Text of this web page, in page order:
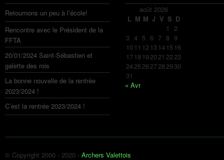
Retournons un peu à l’école!
Rencontre avec le Président de la
FFTA
20/01/2024 Saint-Sébastien et
galette des rois
La bonne nouvelle de la rentrée
2023/2024 !
C’est la rentrée 2023/2024 !
août 2026
L M M J V S D
1 2
3 4 5 6 7 8 9
10 11 12 13 14 15 16
17 18 192021 2223
24252627282930
31
« Avr
© Copyright 2000 - 2020 - Archers Valettois